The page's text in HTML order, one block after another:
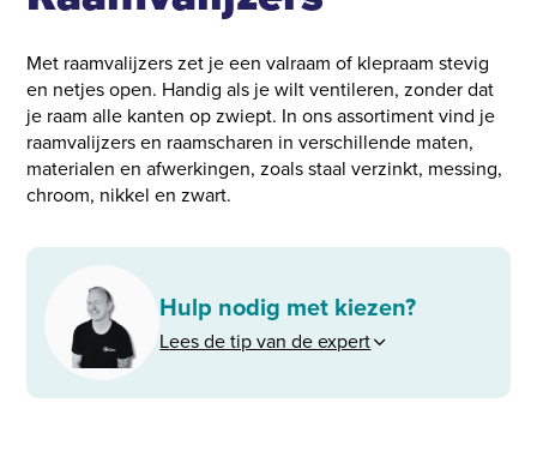
Met raamvalijzers zet je een valraam of klepraam stevig
en netjes open. Handig als je wilt ventileren, zonder dat
je raam alle kanten op zwiept. In ons assortiment vind je
raamvalijzers en raamscharen in verschillende maten,
materialen en afwerkingen, zoals staal verzinkt, messing,
chroom, nikkel en zwart.
Hulp nodig met kiezen?
Lees de tip van de expert